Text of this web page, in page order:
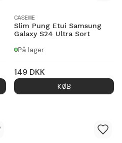
CASEME
Slim Pung Etui Samsung
Galaxy S24 Ultra Sort
På lager
149 DKK
KØB